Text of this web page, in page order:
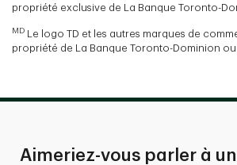
propriété exclusive de La Banque Toronto-
MD Le logo TD et les autres marques de
propriété de La Banque Toronto-Dominion ou
Aimeriez-vous parler à